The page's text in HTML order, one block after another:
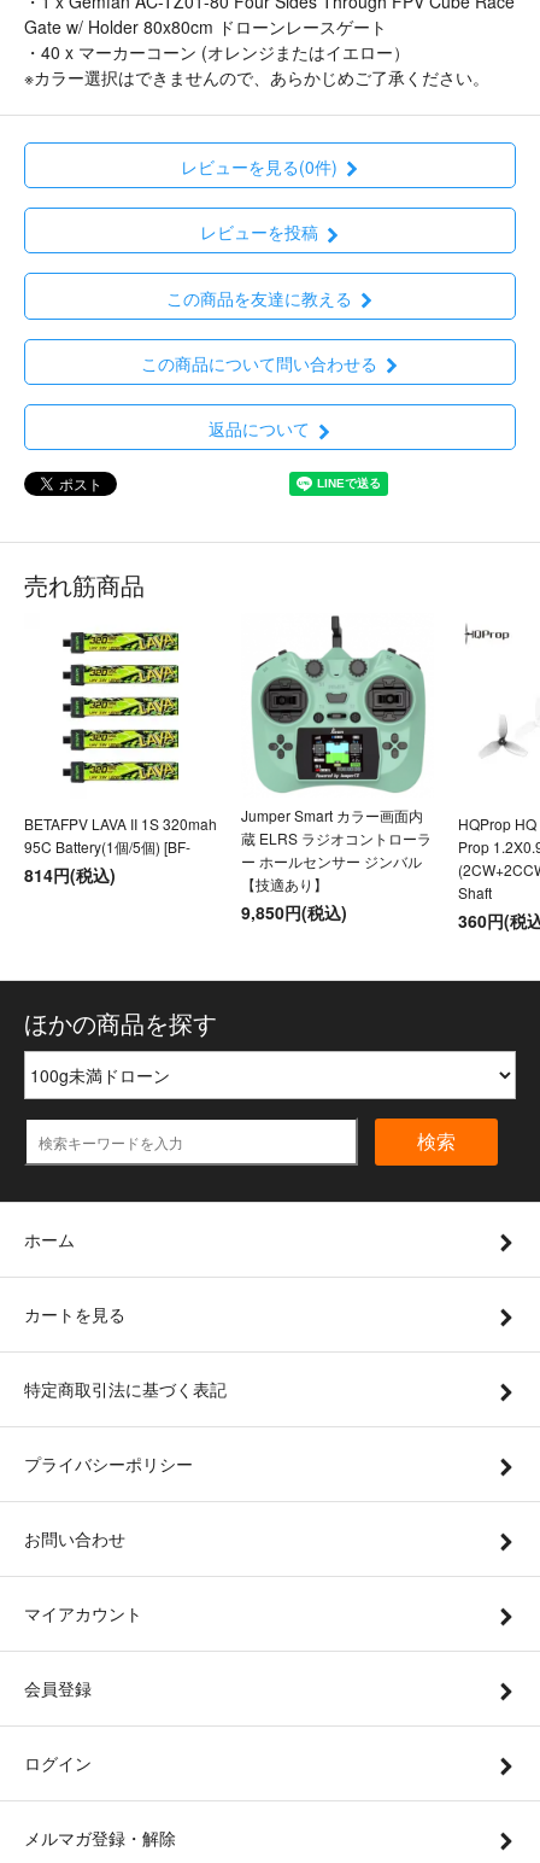
Gate w/ Holder 80x80cm ドローンレースゲート
・40 x マーカーコーン (オレンジまたはイエロー）
※カラー選択はできませんので、あらかじめご了承ください。
レビューを見る(0件)
レビューを投稿
この商品を友達に教える
この商品について問い合わせる
返品について
売れ筋商品
BETAFPV LAVA II 1S 320mah
95C Battery(1個/5個) [BF-
814円(税込)
Jumper Smart カラー画面内
蔵 ELRS ラジオコントローラ
ー ホールセンサー ジンバル
【技適あり】
9,850円(税込)
HQProp
Prop
Shaft
360円(税
ほかの商品を探す
検索
ホーム
カートを見る
特定商取引法に基づく表記
プライバシーポリシー
お問い合わせ
マイアカウント
会員登録
ログイン
メルマガ登録・解除